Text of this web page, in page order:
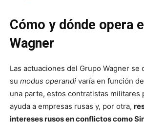
Cómo y dónde opera
Wagner
Las actuaciones del Grupo Wagner se
su modus operandi varía en función
una parte, estos contratistas militares
ayuda a empresas rusas y, por otra,
intereses rusos en conflictos como